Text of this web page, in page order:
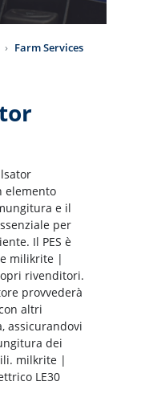
Farm Services
elemento
e il
per
Il PES è
milikrite |
rivenditori.
provvederà
altri
assicurandovi
dei
milkrite |
LE30